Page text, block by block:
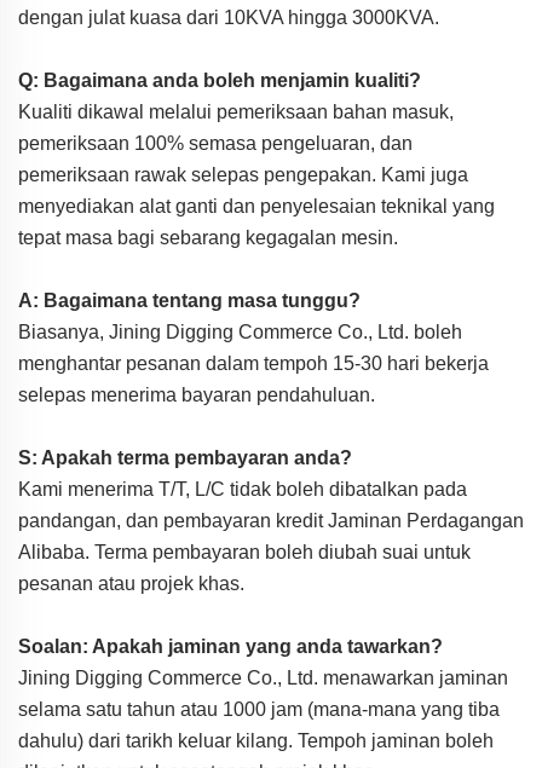
dengan julat kuasa dari 10KVA hingga 3000KVA.
Q: Bagaimana anda boleh menjamin kualiti?
Kualiti dikawal melalui pemeriksaan bahan masuk,
pemeriksaan 100% semasa pengeluaran, dan
pemeriksaan rawak selepas pengepakan. Kami juga
menyediakan alat ganti dan penyelesaian teknikal yang
tepat masa bagi sebarang kegagalan mesin.
A: Bagaimana tentang masa tunggu?
Biasanya, Jining Digging Commerce Co., Ltd. boleh
menghantar pesanan dalam tempoh 15-30 hari bekerja
selepas menerima bayaran pendahuluan.
S: Apakah terma pembayaran anda?
Kami menerima T/T, L/C tidak boleh dibatalkan pada
pandangan, dan pembayaran kredit Jaminan Perdagangan
Alibaba. Terma pembayaran boleh diubah suai untuk
pesanan atau projek khas.
Soalan: Apakah jaminan yang anda tawarkan?
Jining Digging Commerce Co., Ltd. menawarkan jaminan
selama satu tahun atau 1000 jam (mana-mana yang tiba
dahulu) dari tarikh keluar kilang. Tempoh jaminan boleh